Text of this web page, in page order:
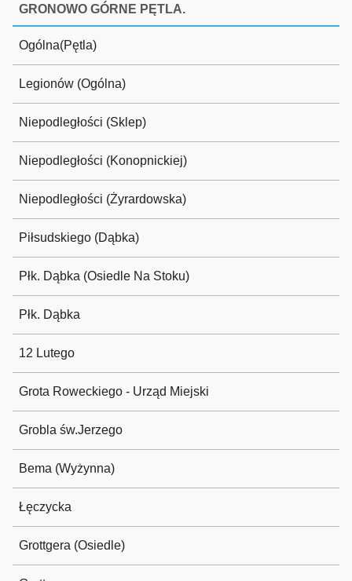
GRONOWO GÓRNE PĘTLA.
Ogólna(Pętla)
Legionów (Ogólna)
Niepodległości (Sklep)
Niepodległości (Konopnickiej)
Niepodległości (Żyrardowska)
Piłsudskiego (Dąbka)
Płk. Dąbka (Osiedle Na Stoku)
Płk. Dąbka
12 Lutego
Grota Roweckiego - Urząd Miejski
Grobla św.Jerzego
Bema (Wyżynna)
Łęczycka
Grottgera (Osiedle)